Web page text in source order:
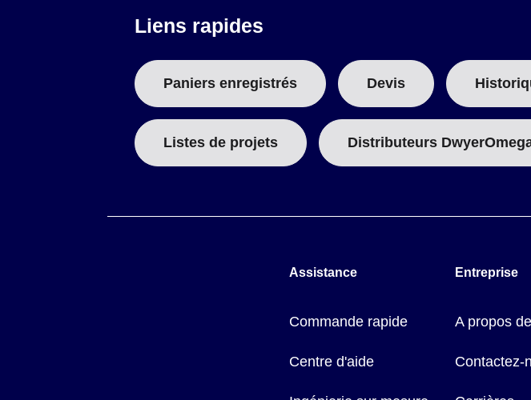
Liens rapides
Paniers enregistrés Devis
Listes de projets Distributeurs
Assistance
Commande rapide
Centre d'aide
Entreprise
A propos
Contactez-